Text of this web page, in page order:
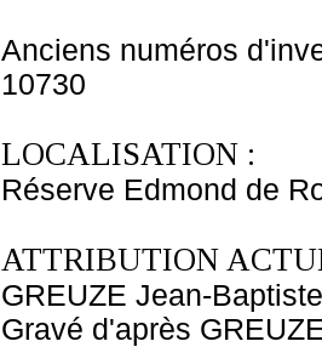
Anciens numéros
10730
LOCALISATION :
Réserve Edmond de
ATTRIBUTION
GREUZE Jean-Baptiste
Gravé d'après